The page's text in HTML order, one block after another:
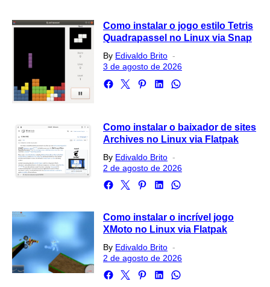
Como instalar o jogo estilo Tetris
Quadrapassel no Linux via Snap
By Edivaldo Brito
on
3 de agosto de 2026
Como instalar o baixador de sites
Archives no Linux via Flatpak
By Edivaldo Brito
on
2 de agosto de 2026
Como instalar o incrível jogo
XMoto no Linux via Flatpak
By Edivaldo Brito
on
2 de agosto de 2026